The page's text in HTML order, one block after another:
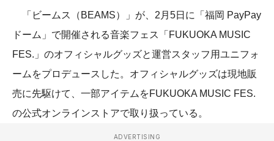
「ビームス（BEAMS）」が、2月5日に「福岡 PayPay
ドーム」で開催される音楽フェス「FUKUOKA MUSIC
FES.」のオフィシャルグッズと運営スタッフ用ユニフォ
ームをプロデュースした。オフィシャルグッズは現地販
売に先駆けて、一部アイテムをFUKUOKA MUSIC FES.
の公式オンラインストアで取り扱っている。
ADVERTISING